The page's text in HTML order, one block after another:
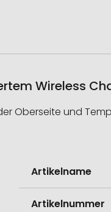
Wireless
Oberseite und
Informationen
Artikelname
Artikelnummer